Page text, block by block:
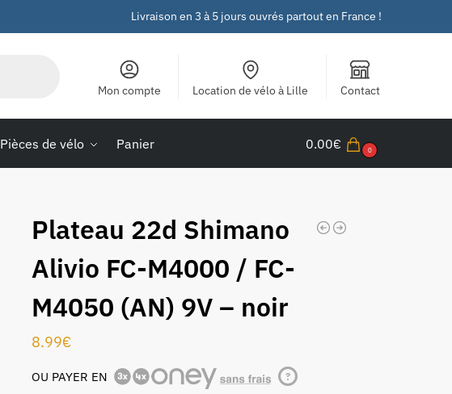
Livraison en 3 à 5 jours ouvrés partout en France !
Mon compte Location de vélo à Lille Contact
Pièces de vélo Panier 0.00€ 0
Plateau 22d Shimano
Alivio FC-M4000 / FC-
M4050 (AN) 9V – noir
8.99€
OU PAYER EN ?